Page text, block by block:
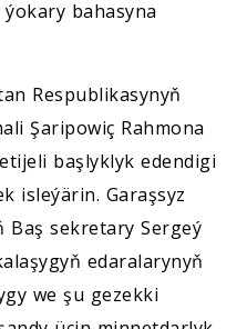
bahasyna
Respublikasynyň
Şaripowiç Rahmona
başlyklyk edendigi
isleýärin. Garaşsyz
Baş sekretary Sergeý
edaralarynyň
we şu gezekki